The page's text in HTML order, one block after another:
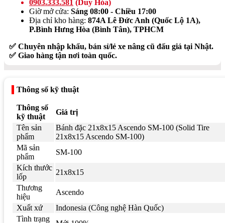
0903.333.581 (Duy Hòa)
Giờ mở cửa: Sáng 08:00 - Chiều 17:00
Địa chỉ kho hàng: 874A Lê Đức Anh (Quốc Lộ 1A),
P.Bình Hưng Hòa (Bình Tân), TPHCM
✅ Chuyên nhập khẩu, bán sỉ/lẻ xe nâng cũ đấu giá tại Nhật.
✅ Giao hàng tận nơi toàn quốc.
Thông số kỹ thuật
Thông số
kỹ thuật
Giá trị
Tên sản
phẩm
Bánh đặc 21x8x15 Ascendo SM-100 (Solid Tire
21x8x15 Ascendo SM-100)
Mã sản
phẩm
SM-100
Kích thước
lốp
21x8x15
Thương
hiệu
Ascendo
Xuất xứ
Indonesia (Công nghệ Hàn Quốc)
Tình trạng